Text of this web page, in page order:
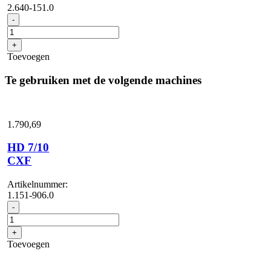
2.640-151.0
- Inno
foam-
set
met
reinigingsmiddelin...
+
Toevoegen
Te gebruiken met de volgende machines
1.790,69
HD 7/10
CXF
Artikelnummer:
1.151-906.0
- HD
7/10
CXF
aantal
+
Toevoegen